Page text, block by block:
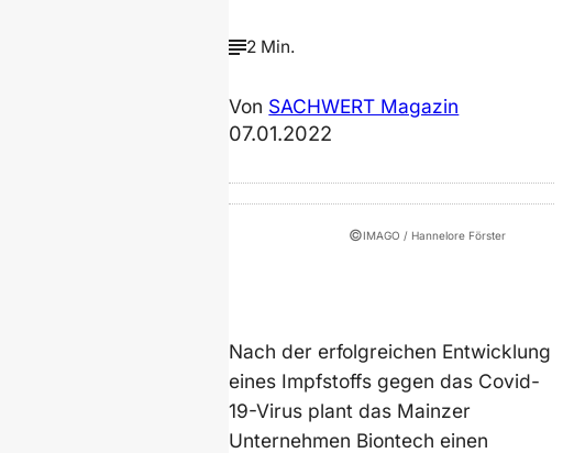
2 Min.
Von SACHWERT Magazin
07.01.2022
©IMAGO / Hannelore Förster
Nach der erfolgreichen Entwicklung
eines Impfstoffs gegen das Covid-
19-Virus plant das Mainzer
Unternehmen Biontech einen